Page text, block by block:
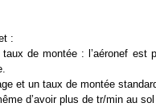
:
de montée : l’aéronef
et un taux de montée
d’avoir plus de tr/min au sol